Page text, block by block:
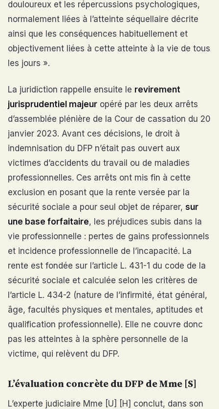
douloureux et les répercussions psychologiques,
normalement liées à l’atteinte séquellaire décrite
ainsi que les conséquences habituellement et
objectivement liées à cette atteinte à la vie de tous
les jours ».
La juridiction rappelle ensuite le revirement
jurisprudentiel majeur opéré par les deux arrêts
d’assemblée plénière de la Cour de cassation du 20
janvier 2023. Avant ces décisions, le droit à
indemnisation du DFP n’était pas ouvert aux
victimes d’accidents du travail ou de maladies
professionnelles. Ces arrêts ont mis fin à cette
exclusion en posant que la rente versée par la
sécurité sociale a pour seul objet de réparer, sur
une base forfaitaire, les préjudices subis dans la
vie professionnelle : pertes de gains professionnels
et incidence professionnelle de l’incapacité. La
rente est fondée sur l’article L. 431-1 du code de la
sécurité sociale et calculée selon les critères de
l’article L. 434-2 (nature de l’infirmité, état général,
âge, facultés physiques et mentales, aptitudes et
qualification professionnelle). Elle ne couvre donc
pas les atteintes à la sphère personnelle de la
victime, qui relèvent du DFP.
L’évaluation concrète du DFP de Mme [S]
L’experte judiciaire Mme [U] [H] conclut, dans son